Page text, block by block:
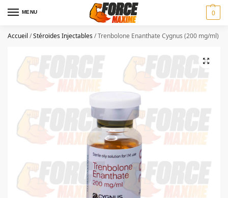
MENU 0
Accueil /Stéroïdes Injectables/Trenbolone Enanthate Cygnus (200 mg/ml)